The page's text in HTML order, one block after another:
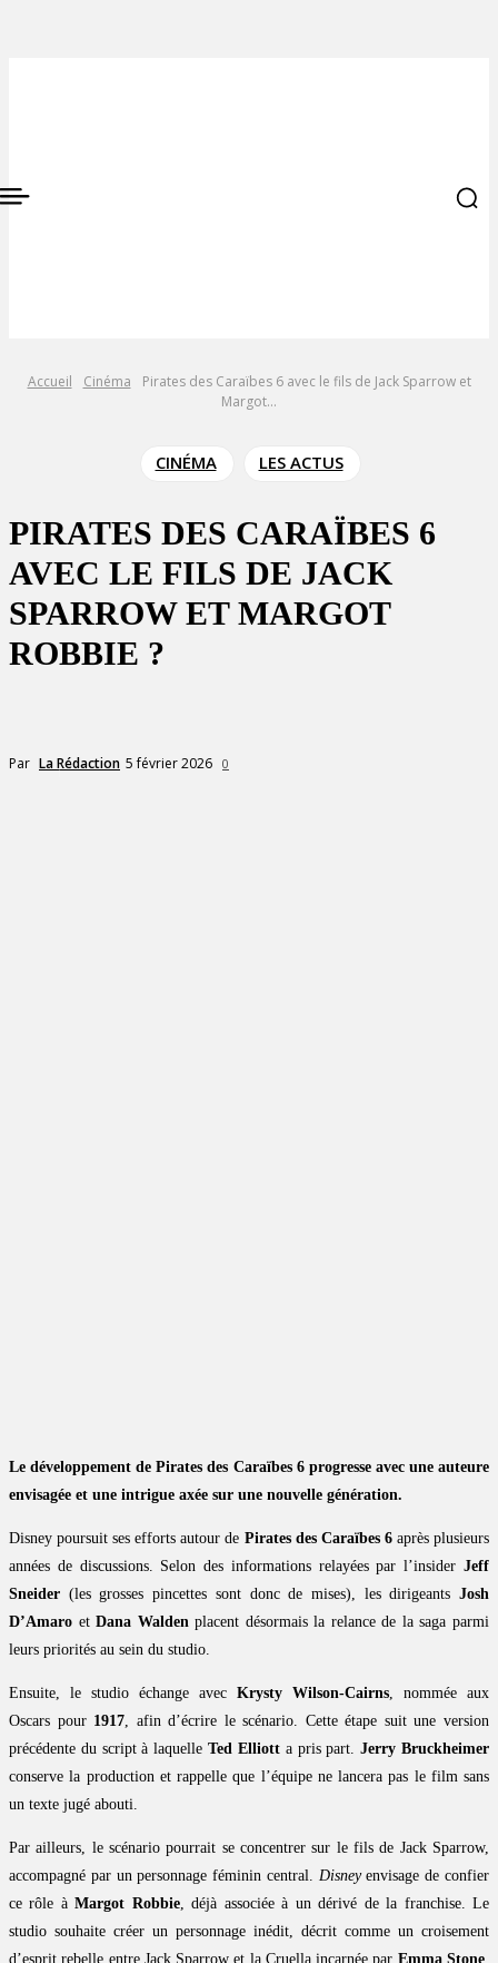
Accueil Cinéma
Pirates des Caraïbes 6 avec le fils de Jack Sparrow et
Margot...
CINÉMA LES ACTUS
PIRATES DES CARAÏBES 6
AVEC LE FILS DE JACK
SPARROW ET MARGOT
ROBBIE ?
Par La Rédaction 5 février 2026 0
Le développement de Pirates des Caraïbes 6 progresse avec une auteure
envisagée et une intrigue axée sur une nouvelle génération.
Disney poursuit ses efforts autour de Pirates des Caraïbes 6après plusieurs
années de discussions. Selon des informations relayées par l’insider Jeff
Sneider (les grosses pincettes sont donc de mises), les dirigeants Josh
D’Amaro etDana Waldenplacent désormais la relance de la saga parmi
leurs priorités au sein du studio.
Ensuite, le studio échange avec Krysty Wilson-Cairns, nommée aux
Oscars pour 1917, afin d’écrire le scénario. Cette étape suit une version
précédente du script à laquelleTed Elliotta pris part.Jerry Bruckheimer
conserve la production et rappelle que l’équipe ne lancera pas le film sans
un texte jugé abouti.
Par ailleurs, le scénario pourrait se concentrer sur le fils de Jack Sparrow,
accompagné par un personnage féminin central. Disneyenvisage de confier
ce rôle àMargot Robbie, déjà associée à un dérivé de la franchise. Le
studio souhaite créer un personnage inédit, décrit comme un croisement
d’esprit rebelle entre Jack Sparrow et la Cruella incarnée par Emma Stone